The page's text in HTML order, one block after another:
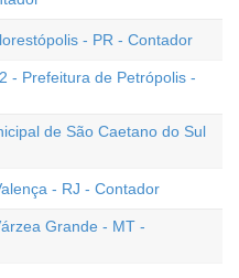
- PR - Contador
- Prefeitura de Petrópolis -
de São Caetano do Sul
- RJ - Contador
Grande - MT -